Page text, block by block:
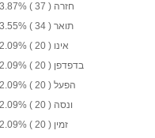
3.87% ( 37 ) חזרה
3.55% ( 34 ) תואר
2.09% ( 20 ) אינו
2.09% ( 20 ) בדפדפן
2.09% ( 20 ) הפעל
2.09% ( 20 ) ונסה
2.09% ( 20 ) זמין